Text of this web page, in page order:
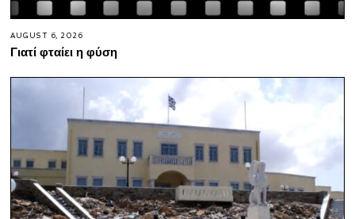
AUGUST 6, 2026
Γιατί φταίει η φύση